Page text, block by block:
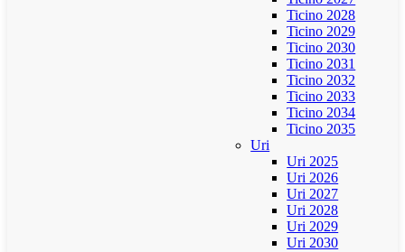
Ticino 2028
Ticino 2029
Ticino 2030
Ticino 2031
Ticino 2032
Ticino 2033
Ticino 2034
Ticino 2035
Uri
Uri 2025
Uri 2026
Uri 2027
Uri 2028
Uri 2029
Uri 2030